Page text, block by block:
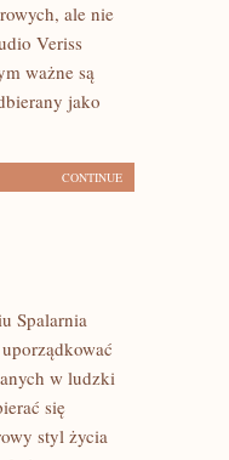
ale nie
Veriss
ważne są
jako
CONTINUE
Spalarnia
w ludzki
się
styl życia